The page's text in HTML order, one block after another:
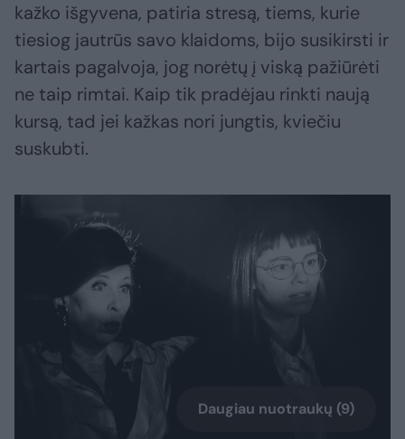
kažko išgyvena, patiria stresą, tiems, kurie
tiesiog jautrūs savo klaidoms, bijo susikirsti ir
kartais pagalvoja, jog norėtų į viską pažiūrėti
ne taip rimtai. Kaip tik pradėjau rinkti naują
kursą, tad jei kažkas nori jungtis, kviečiu
suskubti.
Daugiau nuotraukų (9)